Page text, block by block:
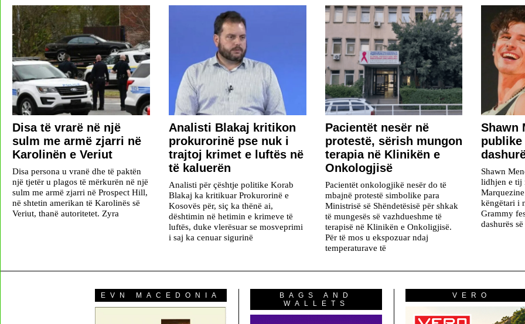
Disa të vrarë në një
sulm me armë zjarri në
Karolinën e Veriut
Disa persona u vranë dhe të paktën
një tjetër u plagos të mërkurën në një
sulm me armë zjarri në Prospect Hill,
në shtetin amerikan të Karolinës së
Veriut, thanë autoritetet. Zyra
​Analisti Blakaj kritikon
prokurorinë pse nuk i
trajtoj krimet e luftës në
të kaluerën
Analisti për çështje politike Korab
Blakaj ka kritikuar Prokurorinë e
Kosovës për, siç ka thënë ai,
dështimin në hetimin e krimeve të
luftës, duke vlerësuar se mosveprimi
i saj ka cenuar sigurinë
Pacientët nesër në
protestë, sërish mungon
terapia në Klinikën e
Onkologjisë
Pacientët onkologjikë nesër do të
mbajnë protestë simbolike para
Ministrisë së Shëndetësisë për shkak
të mungesës së vazhdueshme të
terapisë në Klinikën e Onkoligjisë.
Për të mos u ekspozuar ndaj
temperaturave të
​Shawn
Shawn
lidhjen e tij
këngëtari i
Grammy
dashurës
EVN MACEDONIA
BAGS AND
WALLETS
VERO